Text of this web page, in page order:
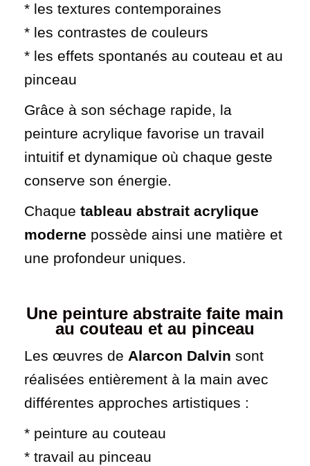
* les textures contemporaines
* les contrastes de couleurs
* les effets spontanés au couteau et au
pinceau
Grâce à son séchage rapide, la
peinture acrylique favorise un travail
intuitif et dynamique où chaque geste
conserve son énergie.
Chaque tableau abstrait acrylique
moderne possède ainsi une matière et
une profondeur uniques.
Une peinture abstraite faite main
au couteau et au pinceau
Les œuvres de Alarcon Dalvin sont
réalisées entièrement à la main avec
différentes approches artistiques :
* peinture au couteau
* travail au pinceau